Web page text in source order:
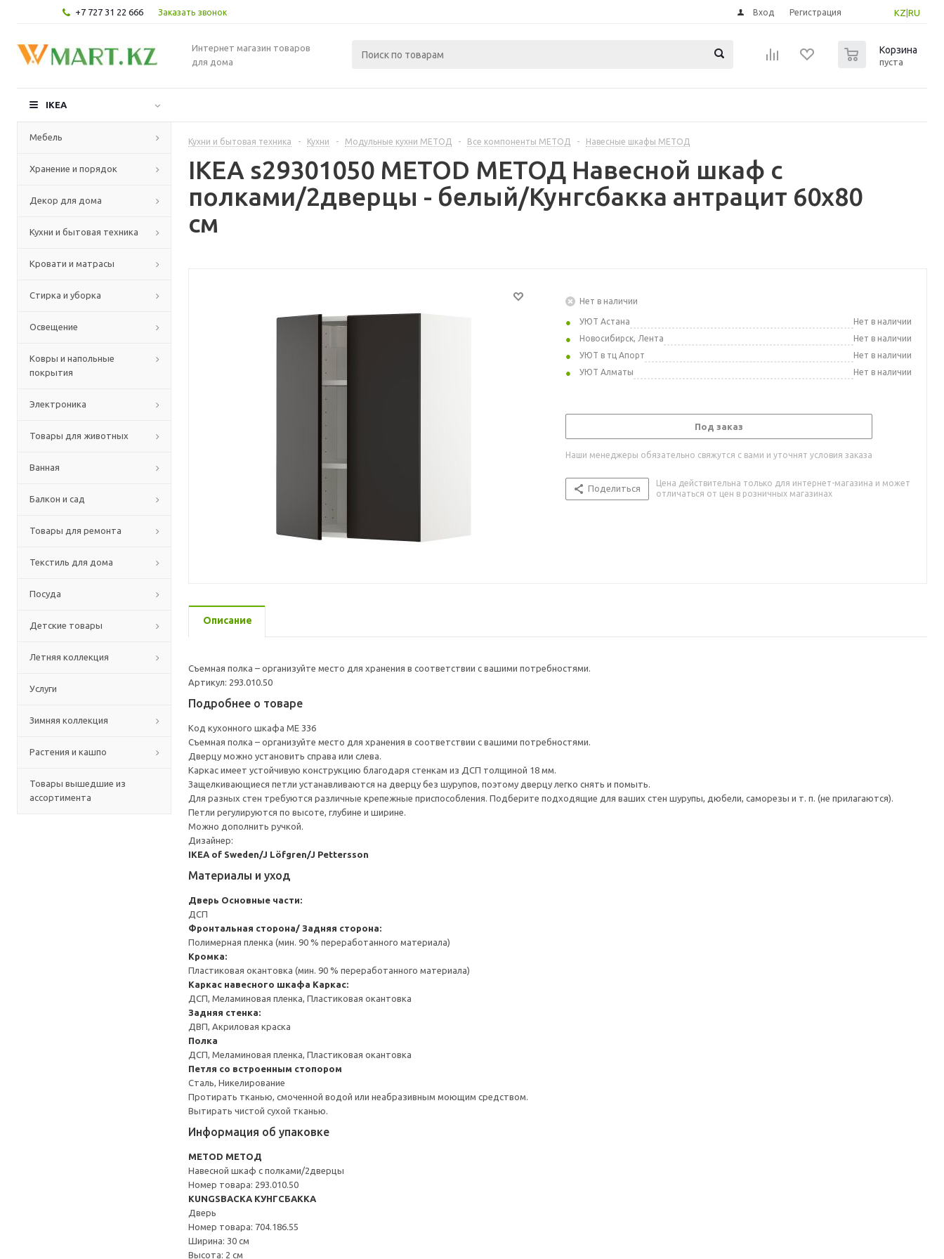
+7 727 31 22 666 Заказать звонок KZ RU
Вход Регистрация
Интернет магазин товаров
для дома
Корзина
пуста
IKEA
Мебель
Хранение и порядок
Декор для дома
Кухни и бытовая техника
Кровати и матрасы
Стирка и уборка
Освещение
Ковры и напольные
покрытия
Электроника
Товары для животных
Ванная
Балкон и сад
Товары для ремонта
Текстиль для дома
Посуда
Детские товары
Летняя коллекция
Услуги
Зимняя коллекция
Растения и кашпо
Товары вышедшие из
ассортимента
Кухни и бытовая техника - Кухни - Модульные кухни МЕТОД - Все компоненты МЕТОД - Навесные шкафы МЕТОД
IKEA s29301050 METOD МЕТОД Навесной шкаф с
полками/2дверцы - белый/Кунгсбакка антрацит 60x80
см
Нет в наличии
УЮТ Астана
Нет в наличии
Новосибирск, Лента
Нет в наличии
УЮТ в тц Апорт
Нет в наличии
УЮТ Алматы
Нет в наличии
Под заказ
Наши менеджеры обязательно свяжутся с вами и уточнят условия заказа
Поделиться
Цена действительна только для интернет-магазина и может
отличаться от цен в розничных магазинах
Описание
Съемная полка – организуйте место для хранения в соответствии с вашими потребностями.
Артикул: 293.010.50
Подробнее о товаре
Код кухонного шкафа ME 336
Съемная полка – организуйте место для хранения в соответствии с вашими потребностями.
Дверцу можно установить справа или слева.
Каркас имеет устойчивую конструкцию благодаря стенкам из ДСП толщиной 18 мм.
Защелкивающиеся петли устанавливаются на дверцу без шурупов, поэтому дверцу легко снять и помыть.
Для разных стен требуются различные крепежные приспособления. Подберите подходящие для ваших стен шурупы, дюбели, саморезы и т. п. (не прилагаются).
Петли регулируются по высоте, глубине и ширине.
Можно дополнить ручкой.
Дизайнер:
IKEA of Sweden/J Löfgren/J Pettersson
Материалы и уход
Дверь Основные части:
ДСП
Фронтальная сторона/ Задняя сторона:
Полимерная пленка (мин. 90 % переработанного материала)
Кромка:
Пластиковая окантовка (мин. 90 % переработанного материала)
Каркас навесного шкафа Каркас:
ДСП, Меламиновая пленка, Пластиковая окантовка
Задняя стенка:
ДВП, Акриловая краска
Полка
ДСП, Меламиновая пленка, Пластиковая окантовка
Петля со встроенным стопором
Сталь, Никелирование
Протирать тканью, смоченной водой или неабразивным моющим средством.
Вытирать чистой сухой тканью.
Информация об упаковке
METOD МЕТОД
Навесной шкаф с полками/2дверцы
Номер товара: 293.010.50
KUNGSBACKA КУНГСБАККА
Дверь
Номер товара: 704.186.55
Ширина: 30 см
Высота: 2 см